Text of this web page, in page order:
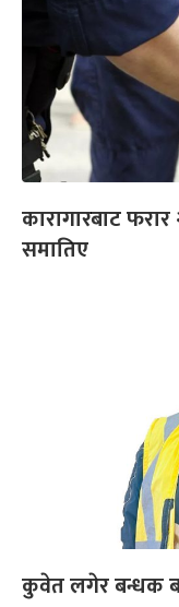
कारागारबाट
समातिए
कुवेत लगेर बन्धक